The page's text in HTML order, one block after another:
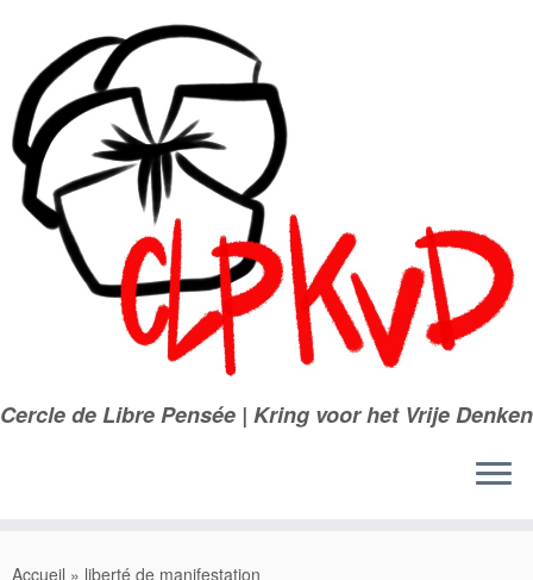
contenu
Cercle de Libre Pensée | Kring voor het Vrije Denken
Accueil » liberté de manifestation